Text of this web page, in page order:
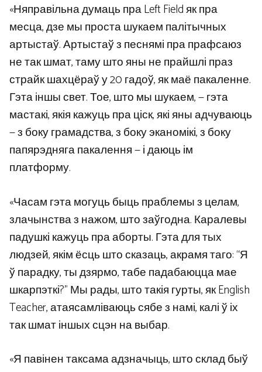
«Няправільна думаць пра Left Field як пра
месца, дзе мы проста шукаем палітычных
артыстаў. Артыстаў з песнямі пра прафсаюз
не так шмат, таму што яны не прайшлі праз
страйк шахцёраў у 20 гадоў, як маё пакаленне.
Гэта іншы свет. Тое, што мы шукаем, — гэта
мастакі, якія кажуць пра ціск, які яны адчуваюць
— з боку грамадства, з боку эканомікі, з боку
папярэдняга пакалення — і даюць ім
платформу.
«Часам гэта могуць быць праблемы з целам,
злачынства з нажом, што заўгодна. Каралевы
падушкі кажуць пра аборты. Гэта для тых
людзей, якім ёсць што сказаць, акрамя таго: “Я
ў парадку, ты дзярмо, табе падабаюцца мае
шкарпэткі?” Мы рады, што такія гурты, як English
Teacher, атаясамліваюць сябе з намі, калі ў іх
так шмат іншых сцэн на выбар.
«Я павінен таксама адзначыць, што склад быў